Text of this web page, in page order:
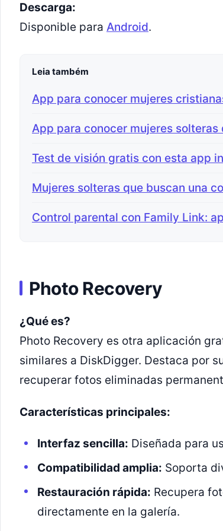
Descarga:
Disponible para Android.
Leia também
App para conocer mujeres
App para conocer mujeres
Test de visión gratis con esta app
Mujeres solteras que buscan una
Control parental con Family Link:
Photo Recovery
¿Qué es?
Photo Recovery es otra aplicación
similares a DiskDigger. Destaca por
recuperar fotos eliminadas
Características principales:
Interfaz sencilla: Diseñada para
Compatibilidad amplia: Soporta
Restauración rápida: Recupera
directamente en la galería.